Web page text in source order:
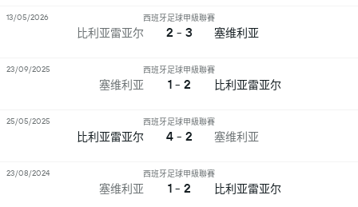
比利亚雷亚尔
西班牙足球甲級聯賽
2 - 3 塞维利亚
13/05/2026
塞维利亚
西班牙足球甲級聯賽
1 - 2 比利亚雷亚尔
23/09/2025
比利亚雷亚尔
西班牙足球甲級聯賽
4 - 2 塞维利亚
25/05/2025
塞维利亚
西班牙足球甲級聯賽
1 - 2 比利亚雷亚尔
23/08/2024